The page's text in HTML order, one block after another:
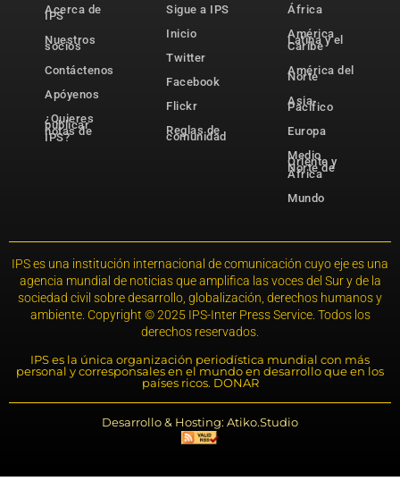
Acerca de
IPS
Nuestros
socios
Contáctenos
Apóyenos
¿Quieres
publicar
notas de
IPS?
Sigue a IPS
Inicio
Twitter
Facebook
Flickr
Reglas de
comunidad
África
América
Latina y el
Caribe
América del
Norte
Asia-
Pacífico
Europa
Medio
Oriente y
Norte de
África
Mundo
IPS es una institución internacional de comunicación cuyo eje es una
agencia mundial de noticias que amplifica las voces del Sur y de la
sociedad civil sobre desarrollo, globalización, derechos humanos y
ambiente. Copyright © 2025 IPS-Inter Press Service. Todos los
derechos reservados.
IPS es la única organización periodística mundial con más
personal y corresponsales en el mundo en desarrollo que en los
países ricos. DONAR
Desarrollo & Hosting: Atiko.Studio